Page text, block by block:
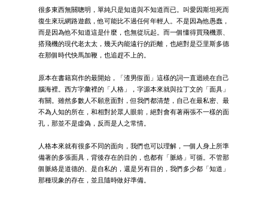
很多東西無關聰明，單純只是知道與不知道而已。叫愛因斯坦死而
復生來玩網路遊戲，他可能比不過任何年輕人。不是因為他愚蠢，
而是因為他不知道這是什麼，也無從玩起。而一個懂得買飛機票、
搭飛機的現代老太太，幾天內能遠行的距離，也絕對是亞里斯多德
在那個時代快馬加鞭，也追趕不上的。
原本在書籍寫作的最開始，「渣男假面」這樣的詞一直迴繞在自己
腦海裡。西方字彙裡的「人格」，字源本來就與拉丁文的「面具」
有關。雖然多數人不願意面對，但我們都清楚，自己在最私密、最
不為人知的所在，和相對於眾人眼前，絕對會有著兩張不一樣的面
孔，那並不是虛偽，反而是人之常情。
人格本來就有很多不同的面向，我們也可以理解，一個人身上所準
備著的多張面具，背後存在的目的，也都有「脈絡」可循。不管那
個脈絡是道德的、是自私的，還是另有目的，我們多少都「知道」
那種現象的存在，並且隨時做好準備。